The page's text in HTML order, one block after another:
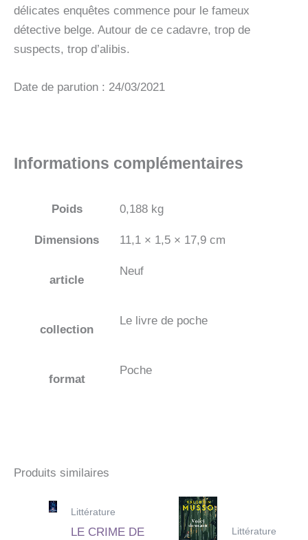
délicates enquêtes commence pour le fameux
détective belge. Autour de ce cadavre, trop de
suspects, trop d’alibis.
Date de parution : 24/03/2021
Informations complémentaires
Poids 0,188 kg
Dimensions 11,1 × 1,5 × 17,9 cm
article
Neuf
collection
Le livre de poche
format
Poche
Produits similaires
Littérature
LE CRIME DE
Littérature